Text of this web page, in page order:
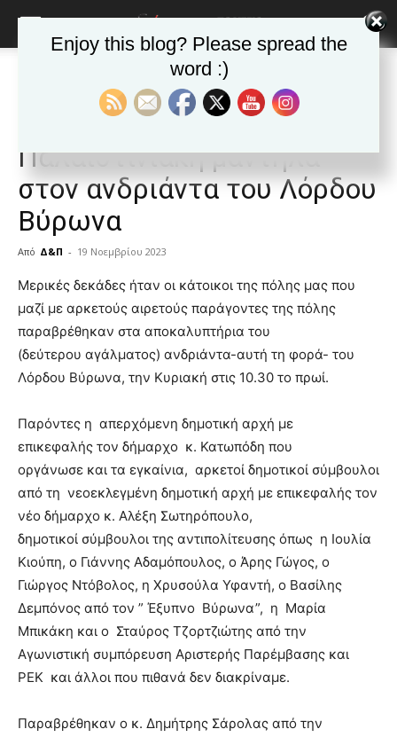
ΒΥΡΩΝΑΣ Τα νέα της Πόλης
ΒΥΡΩΝΑΣ : Εγκαίνια και
Παλαιστινιακή μαντήλα
στον ανδριάντα του Λόρδου
Βύρωνα
Από Δ&Π - 19 Νοεμβρίου 2023
blonde
lesbians
very
hot
cam
show.desi
lyons
teaches
you
the
meaning
of
pain.
pornhun
hd
porn
Μερικές δεκάδες ήταν οι κάτοικοι της πόλης μας που
μαζί με αρκετούς αιρετούς παράγοντες της πόλης
παραβρέθηκαν στα αποκαλυπτήρια του
(δεύτερου αγάλματος) ανδριάντα-αυτή τη φορά- του
Λόρδου Βύρωνα, την Κυριακή στις 10.30 το πρωί.
Παρόντες η απερχόμενη δημοτική αρχή με
επικεφαλής τον δήμαρχο κ. Κατωπόδη που
οργάνωσε και τα εγκαίνια, αρκετοί δημοτικοί σύμβουλοι
από τη νεοεκλεγμένη δημοτική αρχή με επικεφαλής τον
νέο δήμαρχο κ. Αλέξη Σωτηρόπουλο,
δημοτικοί σύμβουλοι της αντιπολίτευσης όπως η Ιουλία
Κιούπη, ο Γιάννης Αδαμόπουλος, ο Άρης Γώγος, ο
Γιώργος Ντόβολος, η Χρυσούλα Υφαντή, ο Βασίλης
Δεμπόνος από τον ” Έξυπνο Βύρωνα”, η Μαρία
Μπικάκη και ο Σταύρος Τζορτζιώτης από την
Αγωνιστική συμπόρευση Αριστερής Παρέμβασης και
ΡΕΚ και άλλοι που πιθανά δεν διακρίναμε.
Παραβρέθηκαν ο κ. Δημήτρης Σάρολας από την
Enjoy this blog? Please spread the
word :)